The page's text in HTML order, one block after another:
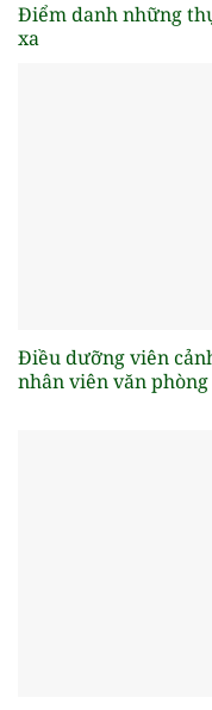
Điểm danh những
xa
Điều dưỡng viên
nhân viên văn phòng